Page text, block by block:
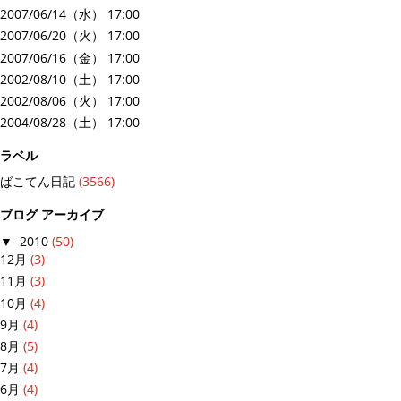
2007/06/14（水） 17:00
2007/06/20（火） 17:00
2007/06/16（金） 17:00
2002/08/10（土） 17:00
2002/08/06（火） 17:00
2004/08/28（土） 17:00
ラベル
ばこてん日記 (3566)
ブログ アーカイブ
▼ 2010 (50)
12月 (3)
11月 (3)
10月 (4)
9月 (4)
8月 (5)
7月 (4)
6月 (4)